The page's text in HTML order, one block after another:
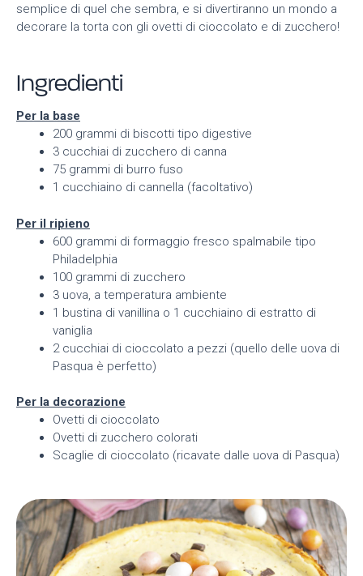
semplice di quel che sembra, e si divertiranno un mondo a
decorare la torta con gli ovetti di cioccolato e di zucchero!
Ingredienti
Per la base
200 grammi di biscotti tipo digestive
3 cucchiai di zucchero di canna
75 grammi di burro fuso
1 cucchiaino di cannella (facoltativo)
Per il ripieno
600 grammi di formaggio fresco spalmabile tipo
Philadelphia
100 grammi di zucchero
3 uova, a temperatura ambiente
1 bustina di vanillina o 1 cucchiaino di estratto di
vaniglia
2 cucchiai di cioccolato a pezzi (quello delle uova di
Pasqua è perfetto)
Per la decorazione
Ovetti di cioccolato
Ovetti di zucchero colorati
Scaglie di cioccolato (ricavate dalle uova di Pasqua)